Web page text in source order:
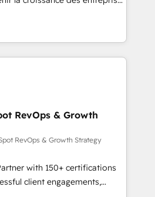
Pour toute
besoin de structuration de
de nouveaux clients,
développement des revenus
En France et à
avec des ETI
digitale et des
et de méthodologie RevOps
marketing, commerciales et
synchronisation API,
les visiteurs en
de
RevOps & Growth
RevOps & Growth Strategy
with 150+ certifications
client engagements,